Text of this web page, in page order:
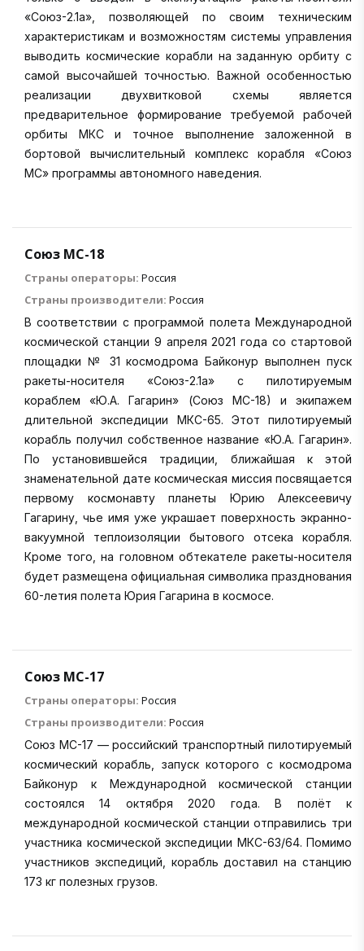
«Союз-2.1а», позволяющей по своим техническим
характеристикам и возможностям системы управления
выводить космические корабли на заданную орбиту с
самой высочайшей точностью. Важной особенностью
реализации двухвитковой схемы является
предварительное формирование требуемой рабочей
орбиты МКС и точное выполнение заложенной в
бортовой вычислительный комплекс корабля «Союз
МС» программы автономного наведения.
Союз МС-18
Страны операторы: Россия
Страны производители: Россия
В соответствии с программой полета Международной
космической станции 9 апреля 2021 года со стартовой
площадки № 31 космодрома Байконур выполнен пуск
ракеты-носителя «Союз-2.1а» с пилотируемым
кораблем «Ю.А. Гагарин» (Союз МС-18) и экипажем
длительной экспедиции МКС-65. Этот пилотируемый
корабль получил собственное название «Ю.А. Гагарин».
По установившейся традиции, ближайшая к этой
знаменательной дате космическая миссия посвящается
первому космонавту планеты Юрию Алексеевичу
Гагарину, чье имя уже украшает поверхность экранно-
вакуумной теплоизоляции бытового отсека корабля.
Кроме того, на головном обтекателе ракеты-носителя
будет размещена официальная символика празднования
60-летия полета Юрия Гагарина в космосе.
Союз МС-17
Страны операторы: Россия
Страны производители: Россия
Союз МС-17 — российский транспортный пилотируемый
космический корабль, запуск которого с космодрома
Байконур к Международной космической станции
состоялся 14 октября 2020 года. В полёт к
международной космической станции отправились три
участника космической экспедиции МКС-63/64. Помимо
участников экспедиций, корабль доставил на станцию
173 кг полезных грузов.